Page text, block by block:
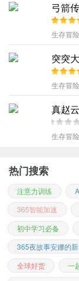
弓箭
生存冒险
突突
生存冒险
真赵
生存冒险
热门搜索
注意力训练
365智能加速
初中学习必备
365夜故事安娜的
全球好货
一